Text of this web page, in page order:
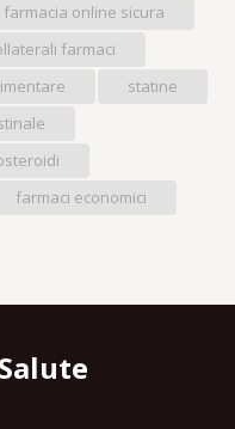
farmacia online sicura
farmaci
statine
farmaci economici